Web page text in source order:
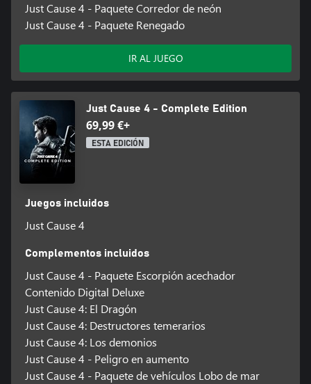
Just Cause 4 - Paquete Corredor de neón
Just Cause 4 - Paquete Renegado
IR AL JUEGO
Just Cause 4 - Complete Edition
69,99 €+
ESTA EDICIÓN
Juegos incluidos
Just Cause 4
Complementos incluidos
Just Cause 4 - Paquete Escorpión acechador
Contenido Digital Deluxe
Just Cause 4: El Dragón
Just Cause 4: Destructores temerarios
Just Cause 4: Los demonios
Just Cause 4 - Peligro en aumento
Just Cause 4 - Paquete de vehículos Lobo de mar